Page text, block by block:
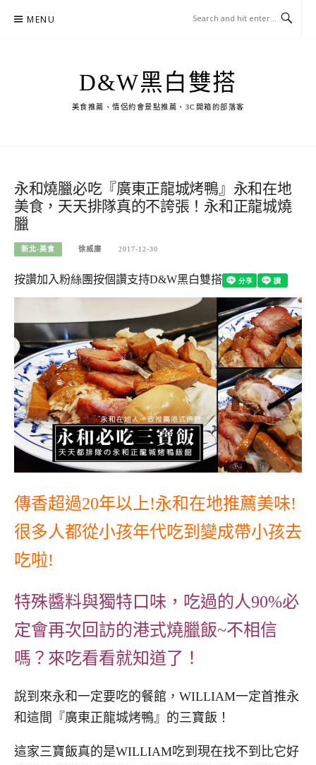
MENU
D&W黑白雙搭
美食推薦、情侶約會景點推薦、3C開箱的部落客
永和燒臘必吃『廣東正龍城烤鴨』永和在地
美食，天天排隊真的不誇張！永和正龍城燒
臘
新北-美食 徐威廉 2017-12-30
按讚加入粉絲團按個讚支持D&W黑白雙搭
傳香超過20年以上!永和在地推薦美味!
很多人都從小孩年代吃到變成帶小孩去
吃啦!
特殊醬料與獨特口味，吃過的人90%必
定會再次回訪的港式燒臘飯~不相信
嗎？來吃看看就知道了！
說到來永和一定要吃的餐館，WILLIAM一定首推永
和這間『廣東正龍城烤鴨』的三寶飯！
這家三寶飯真的是WILLIAM吃到現在找不到比它好